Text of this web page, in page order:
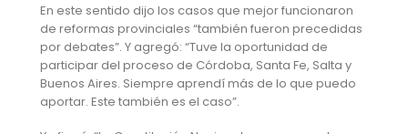
En este sentido dijo los casos que mejor funcionaron
de reformas provinciales “también fueron precedidas
por debates”. Y agregó: “Tuve la oportunidad de
participar del proceso de Córdoba, Santa Fe, Salta y
Buenos Aires. Siempre aprendí más de lo que puedo
aportar. Este también es el caso”.